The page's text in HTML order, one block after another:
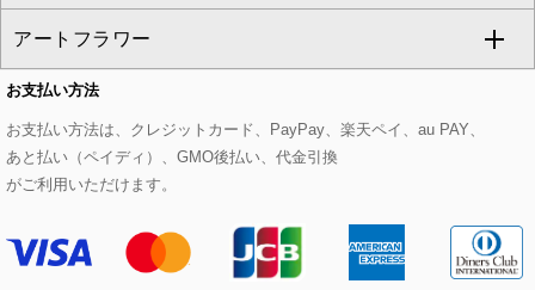
eur3
Maison de CINQ
MK MICHEL KLEIN BAG
スウェット・ジャージー
その他のトップス
セットアップパンツ
セットアップスカート
セットアップワンピース
チェスターコート
モッズコート
ステンカラーコート
ライダースジャケット
ベルト・サスペンダー
帽子
ヘアアクセサリー
ハンカチ・バンダナ
ピアス・イヤリング
ブレスレット・バングル
ブローチ・コサージュ
トートバッグ
ショルダーバッグ
ボストンバッグ
バックパック・リュック
すべてのシューズ
パンプス
スニーカー
フラットシューズ
アートフラワー
すべてのアートフラワー
ローズ
カサブランカ・カラー
お支払い方法
お支払い方法は、クレジットカード、PayPay、楽天ペイ、au PAY、
あと払い（ペイディ）、GMO後払い、代金引換
がご利用いただけます。